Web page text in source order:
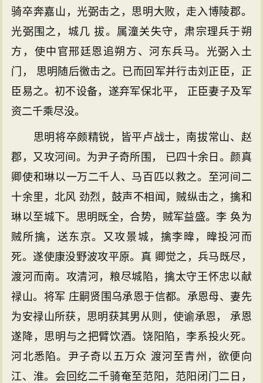
骑卒奔嘉山，光弼击之，思明大败，走入博陵郡。
光弼围之，城几 拔。属潼关失守，肃宗理兵于朔
方，使中官邢廷恩追朔方、河东兵马。光弼入土
门， 思明随后徼击之。已而回军并行击刘正臣，正
臣易之。初不设备，遂弃军保北平， 正臣妻子及军
资二千乘尽没。
思明将卒颇精锐，皆平卢战士，南拔常山、赵
郡，又攻河间。为尹子奇所围， 已四十余日。颜真
卿使和琳以一万二千人、马百匹以救之。至河间二
十余里，北风 劲烈，鼓声不相闻，贼纵击之，擒和
琳以至城下。思明既全，合势，贼军益盛。李 奂为
贼所擒，送东京。又攻景城，擒李暐，暐投河而
死。遂使康没野波攻平原。真 卿觉之，兵马既尽，
渡河而南。攻清河，粮尽城陷，擒太守王怀忠以献
禄山。将军 庄嗣贤围乌承恩于信都。承恩母、妻先
为安禄山所获，思明获其男从则，使谕承恩， 承恩
遂降，思明与之把臂饮酒。饶阳陷，李系投火死。
河北悉陷。尹子奇以五万众 渡河至青州，欲便向
江、淮。会回纥二千骑奄至范阳，范阳闭门二日，